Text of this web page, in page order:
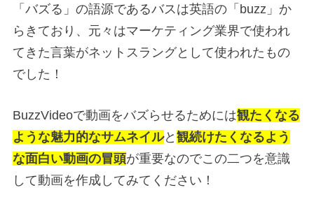
「バズる」の語源であるバスは英語の「buzz」か
らきており、元々はマーケティング業界で使われ
てきた言葉がネットスラングとして使われたもの
でした！
BuzzVideoで動画をバズらせるためには観たくなる
ような魅力的なサムネイルと 観続けたくなるよう
な面白い動画の冒頭が重要なのでこの二つを意識
して動画を作成してみてください！